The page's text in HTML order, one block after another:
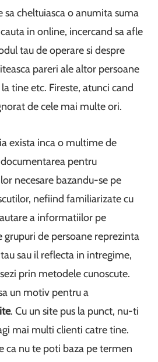
cheltuiasca o anumita suma
in online, incercand sa afle
tau de operare si despre
pareri ale altor persoane
tine etc. Fireste, atunci cand
de cele mai multe ori.
exista inca o multime de
pentru
necesare bazandu-se pe
nefiind familiarizate cu
a informatiilor pe
grupuri de persoane reprezinta
sau il reflecta in intregime,
prin metodele cunoscute.
un motiv pentru a
. Cu un site pus la punct, nu-ti
mai multi clienti catre tine.
ca nu te poti baza pe termen